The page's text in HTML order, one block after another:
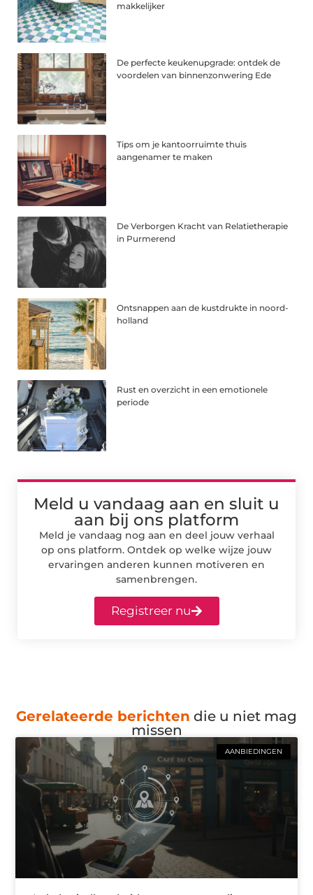
makkelijker
De perfecte keukenupgrade: ontdek de
voordelen van binnenzonwering Ede
Tips om je kantoorruimte thuis
aangenamer te maken
De Verborgen Kracht van Relatietherapie
in Purmerend
Ontsnappen aan de kustdrukte in noord-
holland
Rust en overzicht in een emotionele
periode
Meld u vandaag aan en sluit u
aan bij ons platform
Meld je vandaag nog aan en deel jouw verhaal
op ons platform. Ontdek op welke wijze jouw
ervaringen anderen kunnen motiveren en
samenbrengen.
Registreer nu
Gerelateerde berichten die u niet mag
missen
AANBIEDINGEN